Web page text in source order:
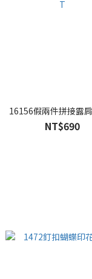
16156假兩件拼接露
NT$690